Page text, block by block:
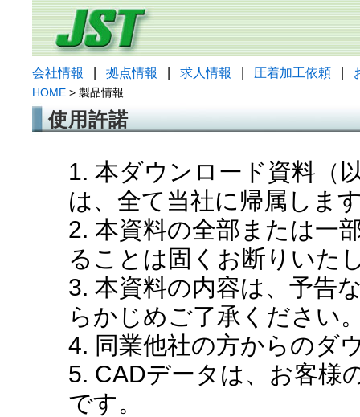
会社情報 拠点情報 求人情報 圧着加工依頼
HOME > 製品情報
使用許諾
1. 本ダウンロード資料（
は、全て当社に帰属しま
2. 本資料の全部または一
ることは固くお断りいた
3. 本資料の内容は、予告
らかじめご了承ください
4. 同業他社の方からのダ
5. CADデータは、お客様
です。